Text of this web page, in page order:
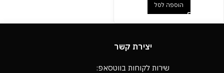
הוספה לסל
יצירת קשר
שירות לקוחות בווטסאפ: